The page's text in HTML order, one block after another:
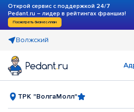
Открой сервис с поддержкой 24/7
Pedant.ru – лидер в рейтингах франшиз!
Посмотреть бизнес-план
Волжский
ТРК "ВолгаМолл"